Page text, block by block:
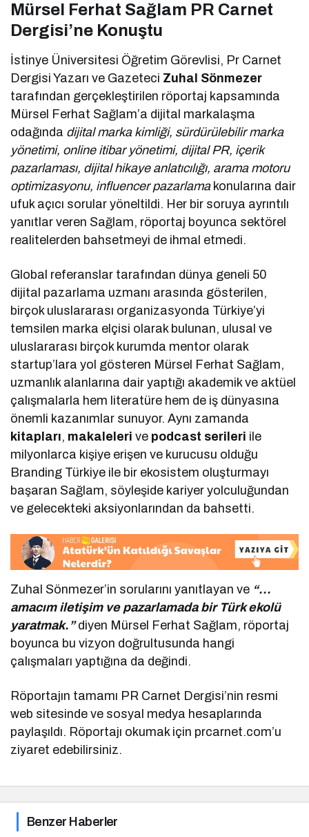
Mürsel Ferhat Sağlam PR Carnet
Dergisi’ne Konuştu
İstinye Üniversitesi Öğretim Görevlisi, Pr Carnet
Dergisi Yazarı ve Gazeteci Zuhal Sönmezer
tarafından gerçekleştirilen röportaj kapsamında
Mürsel Ferhat Sağlam’a dijital markalaşma
odağında dijital marka kimliği, sürdürülebilir marka
yönetimi, online itibar yönetimi, dijital PR, içerik
pazarlaması, dijital hikaye anlatıcılığı, arama motoru
optimizasyonu, influencer pazarlama konularına dair
ufuk açıcı sorular yöneltildi. Her bir soruya ayrıntılı
yanıtlar veren Sağlam, röportaj boyunca sektörel
realitelerden bahsetmeyi de ihmal etmedi.
Global referanslar tarafından dünya geneli 50
dijital pazarlama uzmanı arasında gösterilen,
birçok uluslararası organizasyonda Türkiye’yi
temsilen marka elçisi olarak bulunan, ulusal ve
uluslararası birçok kurumda mentor olarak
startup’lara yol gösteren Mürsel Ferhat Sağlam,
uzmanlık alanlarına dair yaptığı akademik ve aktüel
çalışmalarla hem literatüre hem de iş dünyasına
önemli kazanımlar sunuyor. Aynı zamanda
kitapları, makaleleri ve podcast serileri ile
milyonlarca kişiye erişen ve kurucusu olduğu
Branding Türkiye ile bir ekosistem oluşturmayı
başaran Sağlam, söyleşide kariyer yolculuğundan
ve gelecekteki aksiyonlarından da bahsetti.
Zuhal Sönmezer’in sorularını yanıtlayan ve “…
amacım iletişim ve pazarlamada bir Türk ekolü
yaratmak.” diyen Mürsel Ferhat Sağlam, röportaj
boyunca bu vizyon doğrultusunda hangi
çalışmaları yaptığına da değindi.
Röportajın tamamı PR Carnet Dergisi’nin resmi
web sitesinde ve sosyal medya hesaplarında
paylaşıldı. Röportajı okumak için prcarnet.com’u
ziyaret edebilirsiniz.
Benzer Haberler